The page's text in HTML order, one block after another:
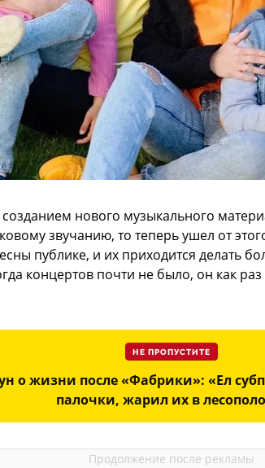
нового музыкального
звучанию, то теперь ушел от
публике, и их приходится делать
концертов почти не было, он как
НЕ ПРОПУСТИТЕ
о жизни после «Фабрики»: «Ел
палочки, жарил их в